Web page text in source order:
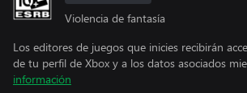
Violencia de fantasía
Los editores de juegos que inicies recibirán
de tu perfil de Xbox y a los datos asociados
información